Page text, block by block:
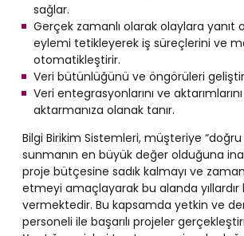
sağlar.
Gerçek zamanlı olarak olaylara yanıt
eylemi tetikleyerek iş süreçlerini ve
otomatikleştirir.
Veri bütünlüğünü ve öngörüleri
Veri entegrasyonlarını ve
aktarmanıza olanak tanır.
Bilgi Birikim Sistemleri, müşteriye
sunmanın en büyük değer olduğuna
proje bütçesine sadık kalmayı ve
etmeyi amaçlayarak bu alanda
vermektedir. Bu kapsamda yetkin ve
personeli ile başarılı projeler